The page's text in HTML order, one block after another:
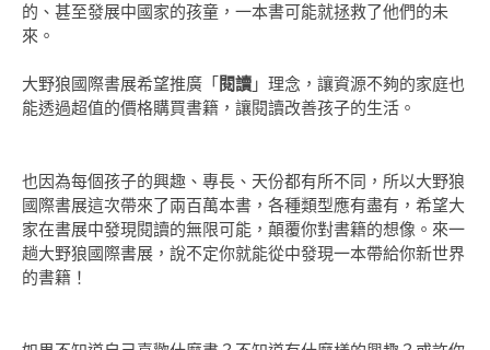
的、甚至發展中國家的孩童，一本書可能就拯救了他們的未
來。
大野狼國際書展希望推廣「 閱讀 」理念，讓資源不夠的家庭也
能透過超值的價格購買書籍，讓閱讀改善孩子的生活。
也因為每個孩子的興趣、專長、天份都有所不同，所以大野狼
國際書展這次帶來了兩百萬本書，各種類型應有盡有，希望大
家在書展中發現閱讀的無限可能，顛覆你對書籍的想像。來一
趟大野狼國際書展，說不定你就能從中發現一本帶給你新世界
的書籍！